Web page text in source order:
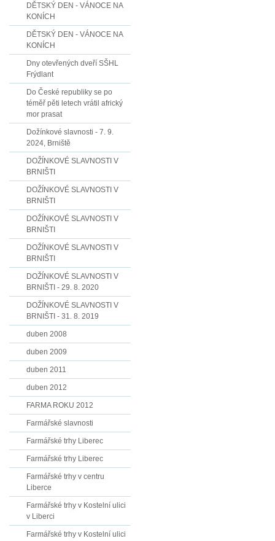
DĚTSKÝ DEN - VÁNOCE NA
KONÍCH
DĚTSKÝ DEN - VÁNOCE NA
KONÍCH
Dny otevřených dveří SŠHL
Frýdlant
Do České republiky se po
téměř pěti letech vrátil africký
mor prasat
Dožínkové slavnosti - 7. 9.
2024, Brniště
DOŽÍNKOVÉ SLAVNOSTI V
BRNIŠTI
DOŽÍNKOVÉ SLAVNOSTI V
BRNIŠTI
DOŽÍNKOVÉ SLAVNOSTI V
BRNIŠTI
DOŽÍNKOVÉ SLAVNOSTI V
BRNIŠTI
DOŽÍNKOVÉ SLAVNOSTI V
BRNIŠTI - 29. 8. 2020
DOŽÍNKOVÉ SLAVNOSTI V
BRNIŠTI - 31. 8. 2019
duben 2008
duben 2009
duben 2011
duben 2012
FARMA ROKU 2012
Farmářské slavnosti
Farmářské trhy Liberec
Farmářské trhy Liberec
Farmářské trhy v centru
Liberce
Farmářské trhy v Kostelní ulici
v Liberci
Farmářské trhy v Kostelní ulici